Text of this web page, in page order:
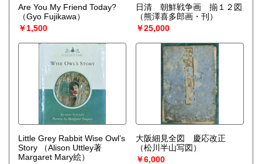
Are You My Friend Today?
（Gyo Fujikawa）
￥1,500
日清 朝鮮戦争画 揃１２図
（熊澤喜多郎画・刊）
￥25,000
Little Grey Rabbit Wise Owl’s
Story
（Alison Uttley著
Margaret Mary絵）
大阪細見全図 慶応改正
（松川半山写図）
￥6,000